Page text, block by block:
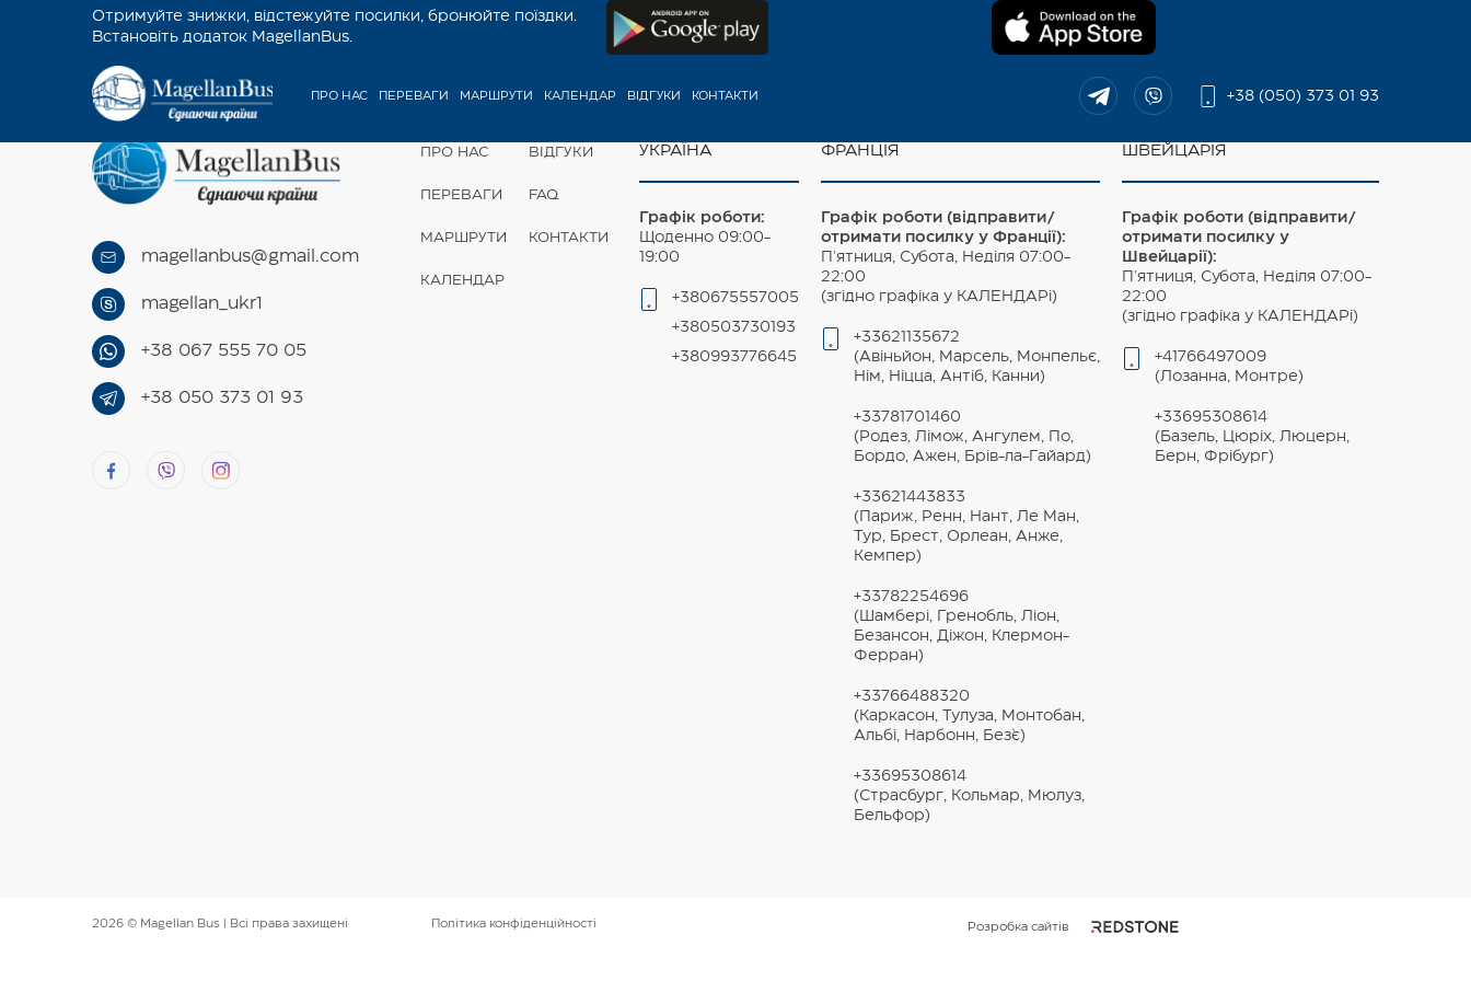
Отримуйте знижки, відстежуйте посилки, бронюйте поїздки.
Встановіть додаток MagellanBus.
ПРО НАС ПЕРЕВАГИ МАРШРУТИ КАЛЕНДАР ВІДГУКИ КОНТАКТИ +38 (050) 373 01 93
magellanbus@gmail.com
magellan_ukr1
+38 067 555 70 05
+38 050 373 01 93
ПРО НАС
ПЕРЕВАГИ
МАРШРУТИ
КАЛЕНДАР
ВІДГУКИ
FAQ
КОНТАКТИ
УКРАЇНА
Графік роботи:
Щоденно 09:00-
19:00
+380675557005
+380503730193
+380993776645
ФРАНЦІЯ
Графік роботи (відправити/
отримати посилку у Франції):
П'ятниця, Субота, Неділя 07:00-
22:00
(згідно графіка у КАЛЕНДАРі)
+33621135672
(Авіньйон, Марсель, Монпельє,
Нім, Ніцца, Антіб, Канни)
+33781701460
(Родез, Лімож, Ангулем, По,
Бордо, Ажен, Брів-ла-Гайард)
+33621443833
(Париж, Ренн, Нант, Ле Ман,
Тур, Брест, Орлеан, Анже,
Кемпер)
+33782254696
(Шамбері, Гренобль, Ліон,
Безансон, Діжон, Клермон-
Ферран)
+33766488320
(Каркасон, Тулуза, Монтобан,
Альбі, Нарбонн, Без`є)
+33695308614
(Страсбург, Кольмар, Мюлуз,
Бельфор)
ШВЕЙЦАРІЯ
Графік роботи (відправити/
отримати посилку у
Швейцарії):
П'ятниця, Субота, Неділя 07:00-
22:00
(згідно графіка у КАЛЕНДАРі)
+41766497009
(Лозанна, Монтре)
+33695308614
(Базель, Цюріх, Люцерн,
Берн, Фрібург)
2026 © Magellan Bus | Всі права захищені Політика конфіденційності Розробка сайтів